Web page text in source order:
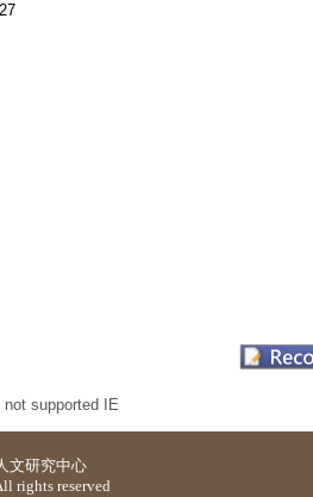
supported IE
文研究中心
rights reserved